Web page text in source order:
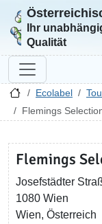
Zur Startseite
Ihr
Qualität
Ecolabel
Flemings
Flemings
Josefstädter
1080 Wien
Wien, Österreich